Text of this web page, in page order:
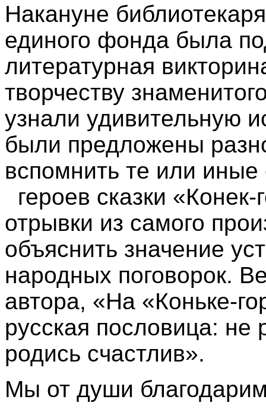
Накануне
единого фонда была
литературная
творчеству
узнали удивительную
были предложены
вспомнить те или
героев сказки
отрывки из самого
объяснить значение
народных поговорок.
автора, «На «Коньке-
русская пословица: не
родись счастлив».
Мы от души